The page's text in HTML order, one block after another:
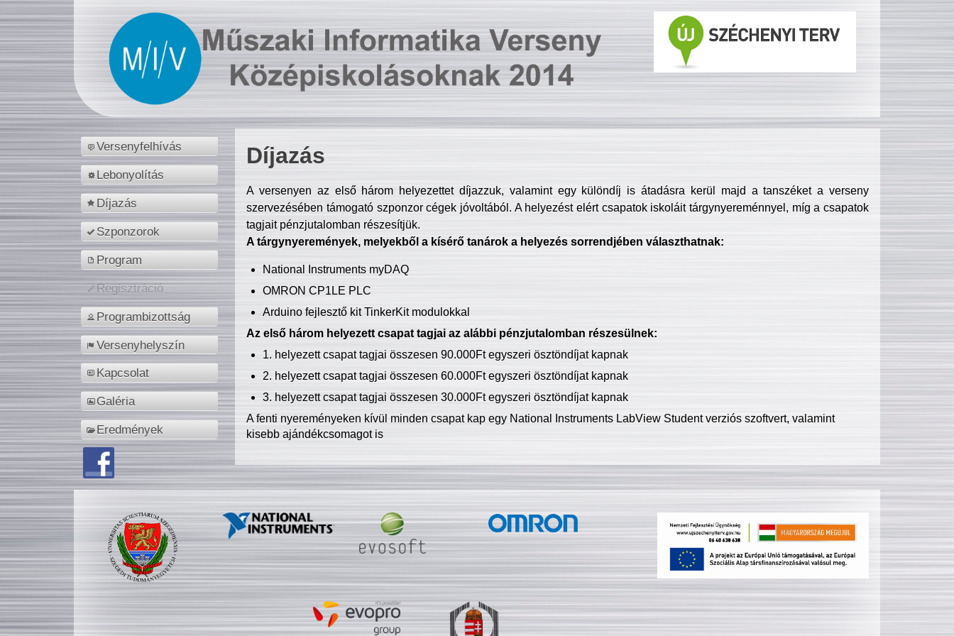
Versenyfelhívás
Lebonyolítás
Díjazás
Szponzorok
Program
Regisztráció
Programbizottság
Versenyhelyszín
Kapcsolat
Galéria
Eredmények
Díjazás
A versenyen az első három helyezettet díjazzuk, valamint egy különdíj is átadásra kerül majd a tanszéket a verseny
szervezésében támogató szponzor cégek jóvoltából. A helyezést elért csapatok iskoláit tárgynyereménnyel, míg a csapatok
tagjait pénzjutalomban részesítjük.
A tárgynyeremények, melyekből a kísérő tanárok a helyezés sorrendjében választhatnak:
National Instruments myDAQ
OMRON CP1LE PLC
Arduino fejlesztő kit TinkerKit modulokkal
Az első három helyezett csapat tagjai az alábbi pénzjutalomban részesülnek:
1. helyezett csapat tagjai összesen 90.000Ft egyszeri ösztöndíjat kapnak
2. helyezett csapat tagjai összesen 60.000Ft egyszeri ösztöndíjat kapnak
3. helyezett csapat tagjai összesen 30.000Ft egyszeri ösztöndíjat kapnak
A fenti nyereményeken kívül minden csapat kap egy National Instruments LabView Student verziós szoftvert, valamint
kisebb ajándékcsomagot is